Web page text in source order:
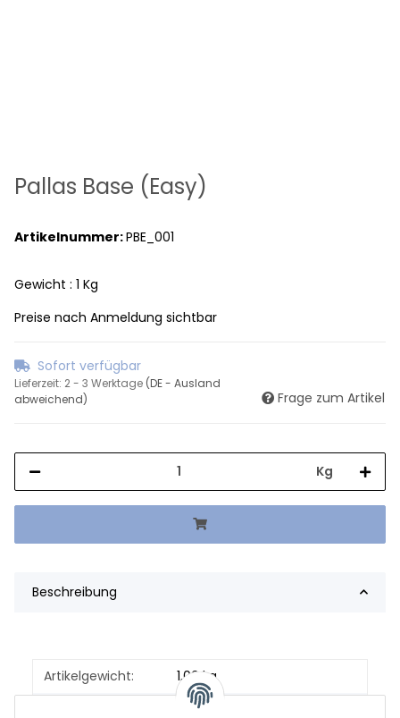
Pallas Base (Easy)
Artikelnummer:PBE_001
Gewicht : 1 Kg
Preise nach Anmeldung sichtbar
Sofort verfügbar
Lieferzeit: 2 - 3 Werktage (DE - Ausland
abweichend)
Frage zum Artikel
Kg
Beschreibung
Artikelgewicht: 1,00 kg
1,00 kg